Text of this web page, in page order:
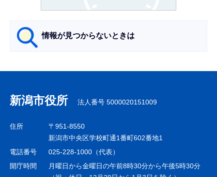
情報が見つからないときは
ナ
ビ
ゲ
シ
ョ
新潟市役所 法人番号 5000020151009
住所
〒951-8550
新潟市中央区学校町通1番町602番地1
電話番号
025-228-1000（代表）
開庁時間
月曜日から金曜日の午前8時30分から午後5時30分